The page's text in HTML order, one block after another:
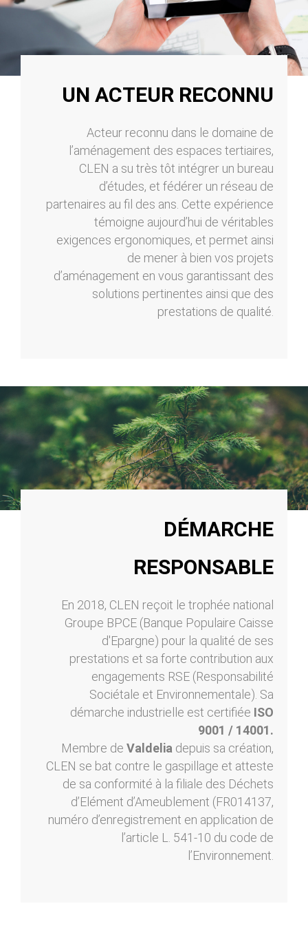
UN ACTEUR RECONNU
Acteur reconnu dans le domaine de
l’aménagement des espaces tertiaires,
CLEN a su très tôt intégrer un bureau
d’études, et fédérer un réseau de
partenaires au fil des ans. Cette expérience
témoigne aujourd’hui de véritables
exigences ergonomiques, et permet ainsi
de mener à bien vos projets
d’aménagement en vous garantissant des
solutions pertinentes ainsi que des
prestations de qualité.
DÉMARCHE
RESPONSABLE
En 2018, CLEN reçoit le trophée national
Groupe BPCE (Banque Populaire Caisse
d'Epargne) pour la qualité de ses
prestations et sa forte contribution aux
engagements RSE (Responsabilité
Sociétale et Environnementale). Sa
démarche industrielle est certifiée ISO
9001 / 14001.
Membre de Valdelia depuis sa création,
CLEN se bat contre le gaspillage et atteste
de sa conformité à la filiale des Déchets
d’Elément d’Ameublement (FR014137,
numéro d’enregistrement en application de
l’article L. 541-10 du code de
l’Environnement.